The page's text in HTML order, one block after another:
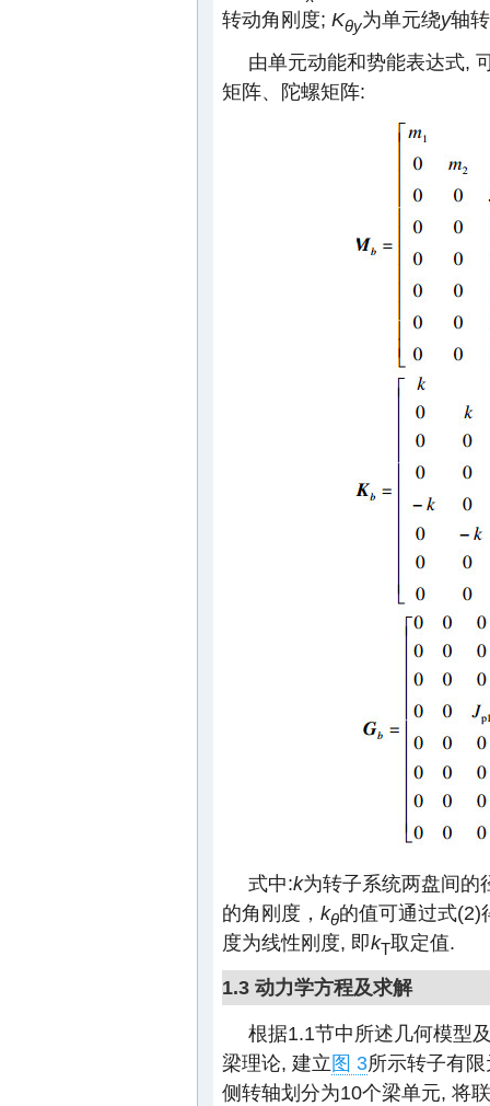
转动角刚度; Kθy为单元绕y轴
由单元动能和势能表达式,
矩阵、陀螺矩阵:
式中:k为转子系统两盘间的
的角刚度， kθ的值可通过式(2)
度为线性刚度, 即kT取定值.
1.3 动力学方程及求解
根据1.1节中所述几何模型
梁理论, 建立图 3所示转子有
侧转轴划分为10个梁单元, 将